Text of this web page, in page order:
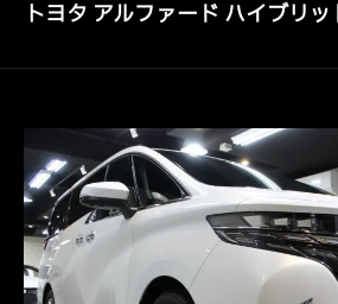
トヨタ アルファード ハイブリ